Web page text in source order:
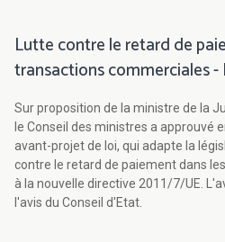
Lutte contre le retard de
transactions commerciales
Sur proposition de la ministre de la
le Conseil des ministres a approuvé
avant-projet de loi, qui adapte la
contre le retard de paiement dans
à la nouvelle directive 2011/7/UE.
l'avis du Conseil d'Etat.